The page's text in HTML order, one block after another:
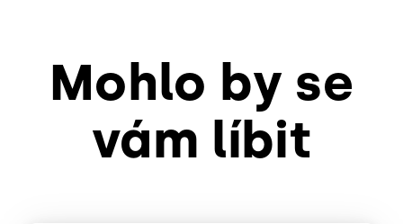
Mohlo by se
vám líbit